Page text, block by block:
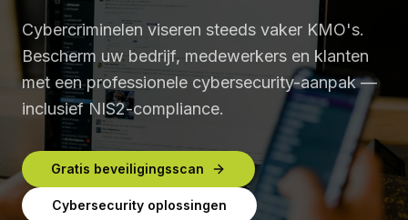
Cybercriminelen viseren steeds vaker KMO's.
Bescherm uw bedrijf, medewerkers en klanten
met een professionele cybersecurity-aanpak —
inclusief NIS2-compliance.
Gratis beveiligingsscan
Cybersecurity oplossingen